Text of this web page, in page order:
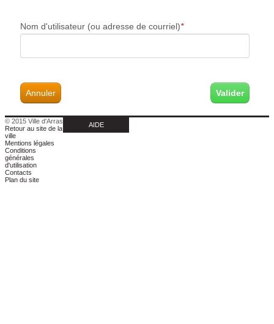
Nom d'utilisateur (ou adresse de courriel)*
Annuler
© 2015 Ville d'Arras
Retour au site de la
ville
Mentions légales
Conditions
générales
d'utilisation
Contacts
Plan du site
AIDE